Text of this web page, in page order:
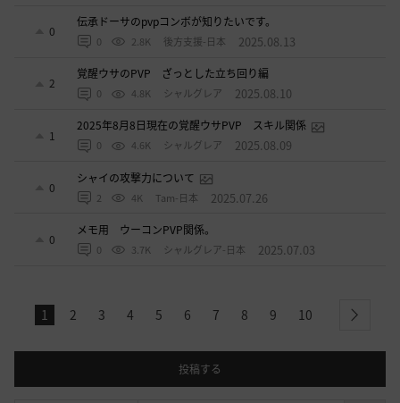
0
伝承ドーサのpvpコンボが知りたいです。
0 2.8K 後方支援-日本 2025.08.13
2
覚醒ウサのPVP ざっとした立ち回り編
0 4.8K シャルグレア 2025.08.10
1
2025年8月8日現在の覚醒ウサPVP スキル関係
0 4.6K シャルグレア 2025.08.09
0
シャイの攻撃力について
2 4K Tam-日本 2025.07.26
0
メモ用 ウーコンPVP関係。
0 3.7K シャルグレア-日本 2025.07.03
1 2 3 4 5 6 7 8 9 10 next
投稿する